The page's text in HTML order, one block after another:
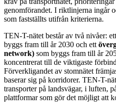
genomförandet. I riktlinjerna ingår
som fastställts utifrån kriterierna.
TEN-T-nätet består av två nivåer: ett
byggs fram till år 2030 och ett
network) som byggs fram till år
koncentrerat till de viktigaste
Förverkligandet av stomnätet
baserar sig på korridorer. TEN-T-
transporter på landsvägar, i luften,
plattformar som gör det möjligt att